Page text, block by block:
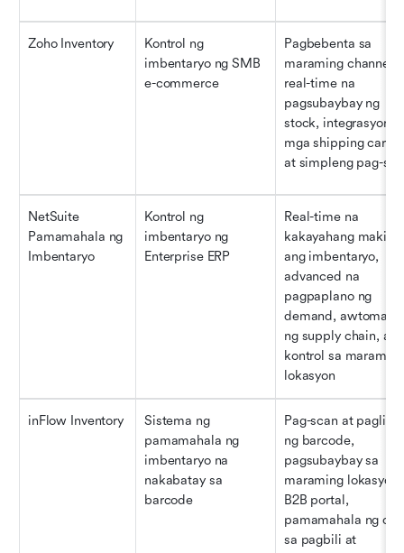
Zoho Inventory
Kontrol ng
imbentaryo ng SMB
e-commerce
Pagbebenta sa
maraming channel,
real-time na
pagsubaybay ng
stock, integrasyon
mga shipping
at simpleng pag-
NetSuite
Pamamahala ng
Imbentaryo
Kontrol ng
imbentaryo ng
Enterprise ERP
Real-time na
kakayahang makita
ang imbentaryo,
advanced na
pagpaplano ng
demand,
ng supply chain, at
kontrol sa maraming
lokasyon
inFlow Inventory
Sistema ng
pamamahala ng
imbentaryo na
nakabatay sa
barcode
Pag-scan at
ng barcode,
pagsubaybay sa
maraming lokasyon,
B2B portal,
pamamahala ng
sa pagbili at